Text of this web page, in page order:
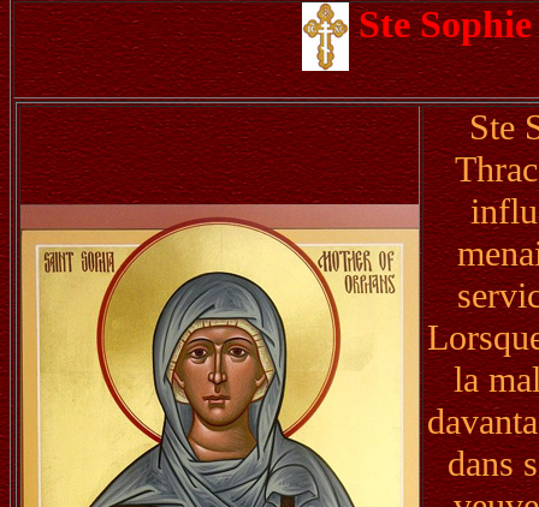
Ste
Ste
la
dans